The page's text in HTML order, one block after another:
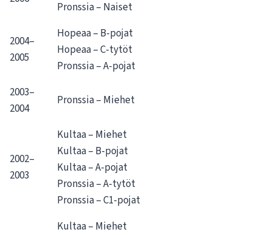
Pronssia – Naiset
2004–
2005
Hopeaa – B-pojat
Hopeaa – C-tytöt
Pronssia – A-pojat
2003–
2004
Pronssia – Miehet
2002–
2003
Kultaa – Miehet
Kultaa – B-pojat
Kultaa – A-pojat
Pronssia – A-tytöt
Pronssia – C1-pojat
Kultaa – Miehet